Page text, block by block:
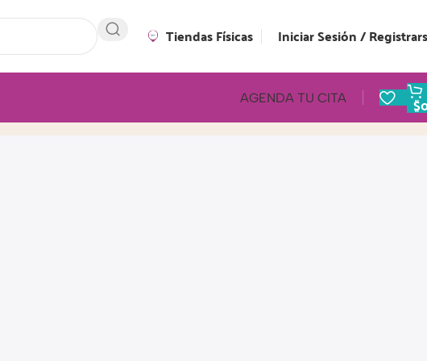
Tiendas Físicas Iniciar Sesión /
AGENDA TU CITA $